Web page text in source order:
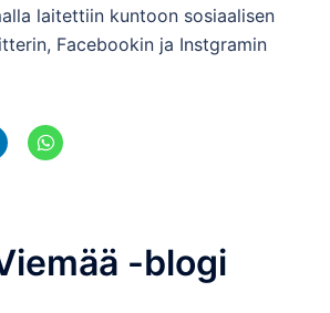
laitettiin kuntoon sosiaalisen
Facebookin ja Instgramin
-blogi